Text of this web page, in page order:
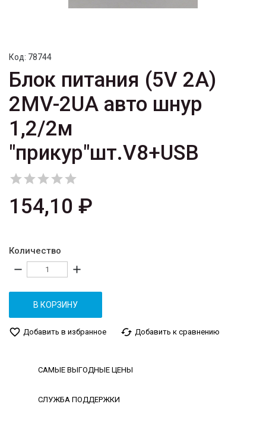
Код: 78744
Блок питания (5V 2A)
2MV-2UA авто шнур
1,2/2м
"прикур"шт.V8+USB

154,10 ₽
Количество
remove add
В КОРЗИНУ
favorite_border Добавить в избранное cached Добавить к сравнению
САМЫЕ ВЫГОДНЫЕ ЦЕНЫ
СЛУЖБА ПОДДЕРЖКИ